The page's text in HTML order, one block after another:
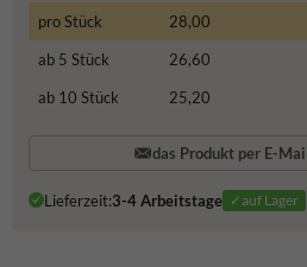
pro Stück
28,00
ab 5 Stück
26,60
ab 10 Stück
25,20
das Produkt per E-
Lieferzeit:3-4 Arbeitstage ✓auf Lager